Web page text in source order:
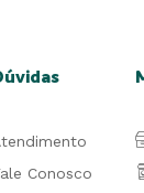
Conosco